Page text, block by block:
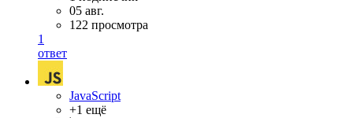
05 авг.
122 просмотра
1
ответ
JavaScript
+1 ещё